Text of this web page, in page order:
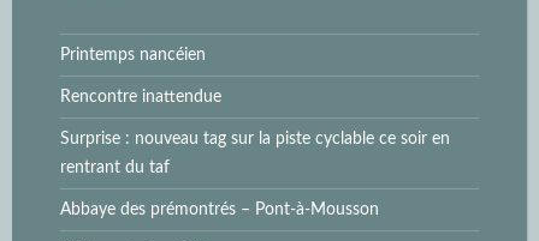
Printemps nancéien
Rencontre inattendue
Surprise : nouveau tag sur la piste cyclable ce soir en
rentrant du taf
Abbaye des prémontrés – Pont-à-Mousson